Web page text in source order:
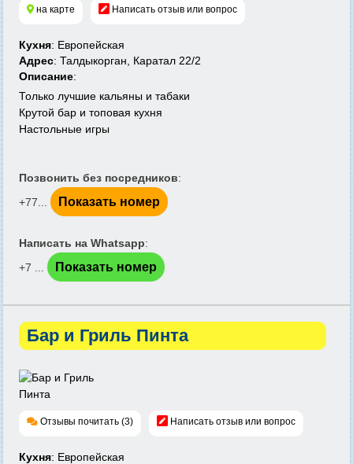
на карте Написать отзыв или вопрос
Кухня: Европейская
Адрес: Талдыкорган, Каратал 22/2
Описание:
Только лучшие кальяны и табаки
Крутой бар и топовая кухня
Настольные игры
Позвонить без посредников:
+77...
Показать номер
Написать на Whatsapp:
+7 ...
Показать номер
Бар и Гриль Пинта
Отзывы почитать (3) Написать отзыв или вопрос
Кухня: Европейская